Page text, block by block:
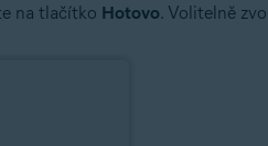
na tlačítko Hotovo. Volitelně